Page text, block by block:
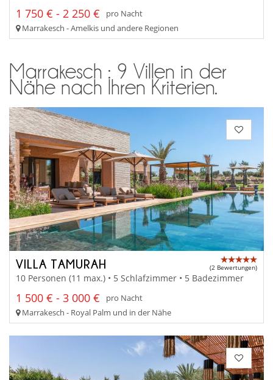
1 750 € - 2 250 €
pro Nacht
Marrakesch - Amelkis und andere Regionen
Marrakesch : 9 Villen in der
Nähe nach Ihren Kriterien.
VILLA TAMURAH (2 Bewertungen)
10 Personen (11 max.) • 5 Schlafzimmer • 5 Badezimmer
1 500 € - 3 000 €
pro Nacht
Marrakesch - Royal Palm und in der Nähe